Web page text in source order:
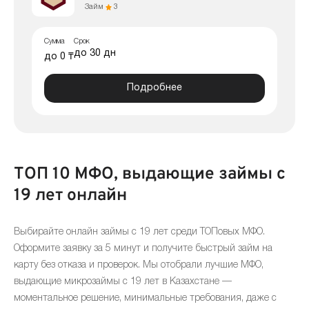
Займ 3
Сумма
до 0 ₸
Срок
до 30 дн
Подробнее
ТОП 10 МФО, выдающие займы с
19 лет онлайн
Выбирайте онлайн займы с 19 лет среди ТОПовых МФО.
Оформите заявку за 5 минут и получите быстрый займ на
карту без отказа и проверок. Мы отобрали лучшие МФО,
выдающие микрозаймы с 19 лет в Казахстане —
моментальное решение, минимальные требования, даже с